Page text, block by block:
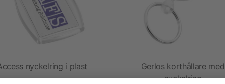
nyckelring i plast
Gerlos korthållare med
nyckelring